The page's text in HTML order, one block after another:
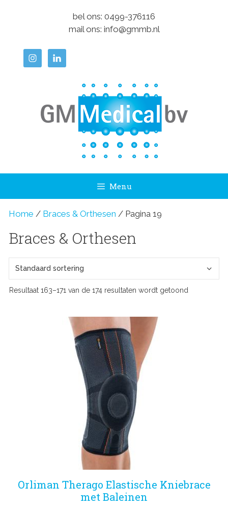
bel ons: 0499-376116
mail ons: info@gmmb.nl
Menu
Home / Braces & Orthesen / Pagina 19
Braces & Orthesen
Resultaat 163–171 van de 174 resultaten wordt getoond
Orliman Therago Elastische Kniebrace
met Baleinen